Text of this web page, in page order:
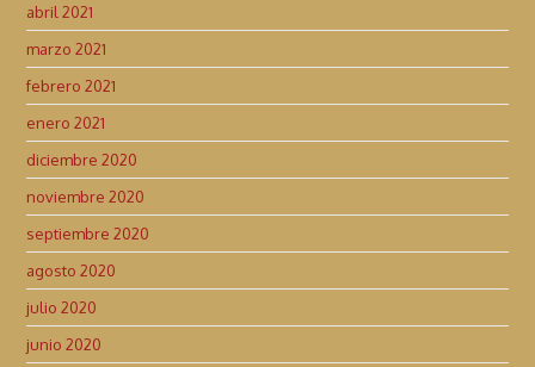
abril 2021
marzo 2021
febrero 2021
enero 2021
diciembre 2020
noviembre 2020
septiembre 2020
agosto 2020
julio 2020
junio 2020